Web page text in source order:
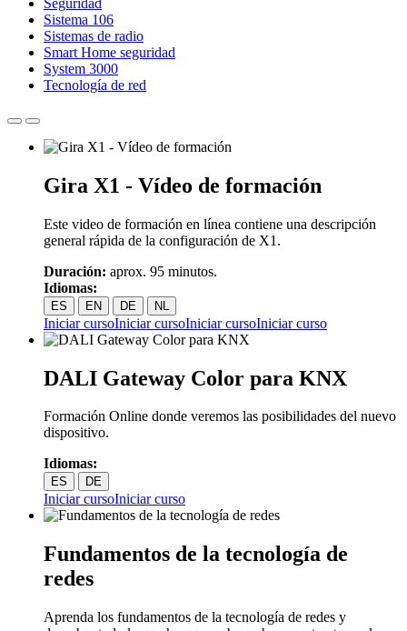
Sistema 106
Sistemas de radio
Smart Home seguridad
System 3000
Tecnología de red
Gira X1 - Vídeo de formación
Este video de formación en línea contiene una descripción
general rápida de la configuración de X1.
Duración: aprox. 95 minutos.
Idiomas:
ES EN DE NL
Iniciar cursoIniciar cursoIniciar cursoIniciar curso
DALI Gateway Color para KNX
Formación Online donde veremos las posibilidades del nuevo
dispositivo.
Idiomas:
ES DE
Iniciar cursoIniciar curso
Fundamentos de la tecnología de
redes
Aprenda los fundamentos de la tecnología de redes y